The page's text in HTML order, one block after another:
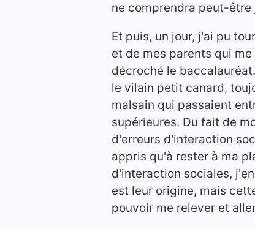
ne comprendra peut-être
Et puis, un jour, j'ai pu
et de mes parents qui
décroché le
le vilain petit canard,
malsain qui passaient
supérieures. Du fait de
d'erreurs d'interaction
appris qu'à rester à ma
d'interaction sociales,
est leur origine, mais
pouvoir me relever et